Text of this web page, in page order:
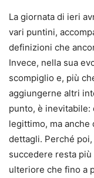
La giornata di ieri
vari puntini,
definizioni che
Invece, nella sua
scompiglio e, più
aggiungerne altri
punto, è inevitabile:
legittimo, ma
dettagli. Perché
succedere resta più
ulteriore che fino a